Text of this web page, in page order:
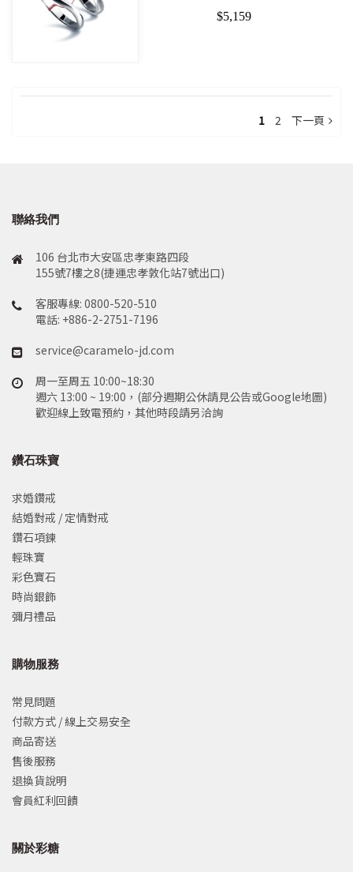
$5,159
1 2 下一頁
聯絡我們
106 台北市大安區忠孝東路四段
155號7樓之8(捷運忠孝敦化站7號出口)
客服專線: 0800-520-510
電話: +886-2-2751-7196
service@caramelo-jd.com
周一至周五 10:00~18:30
週六 13:00 ~ 19:00，(部分週期公休請見公告或Google地圖)
歡迎線上致電預約，其他時段請另洽詢
鑽石珠寶
求婚鑽戒
結婚對戒 / 定情對戒
鑽石項鍊
輕珠寶
彩色寶石
時尚銀飾
彌月禮品
購物服務
常見問題
付款方式 / 線上交易安全
商品寄送
售後服務
退換貨說明
會員紅利回饋
關於彩糖